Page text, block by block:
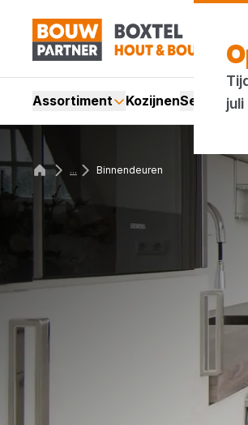
Assortiment KozijnenServices
... Binnendeuren
juli